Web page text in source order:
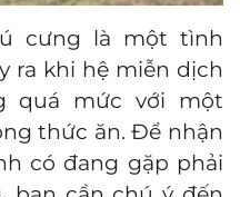
cưng là một tình
ra khi hệ miễn dịch
quá mức với một
thức ăn. Để nhận
có đang gặp phải